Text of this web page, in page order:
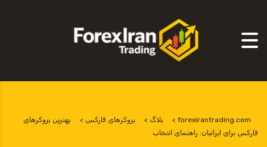
forexirantrading.com
> بلاگ > بروکرهای فارکس >
بهترین بروکرهای
فارکس برای ایرانیان: راهنمای انتخاب